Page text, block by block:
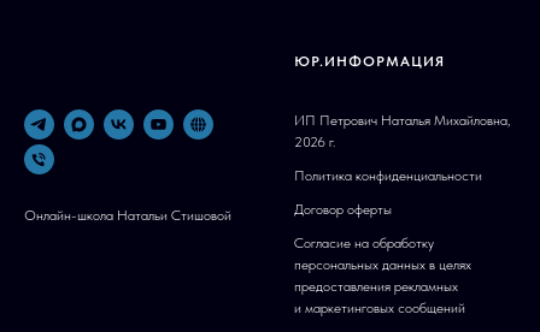
Онлайн-школа Натальи Стишовой
ЮР.ИНФОРМАЦИЯ
ИП Петрович Наталья Михайловна,
2026 г.
Политика конфиденциальности
Договор оферты
Согласие на обработку
персональных данных в целях
предоставления рекламных
и маркетинговых сообщений